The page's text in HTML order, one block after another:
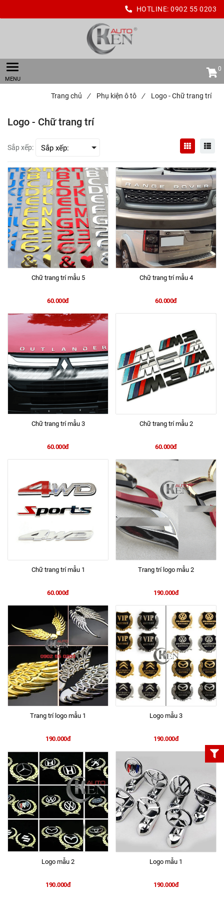
HOTLINE: 0902 55 0203
0
Trang chủ / Phụ kiện ô tô / Logo - Chữ trang trí
Logo - Chữ trang trí
Sắp xếp:
Chữ trang trí mẫu 5
60.000đ
Chữ trang trí mẫu 4
60.000đ
Chữ trang trí mẫu 3
60.000đ
Chữ trang trí mẫu 2
60.000đ
Chữ trang trí mẫu 1
60.000đ
Trang trí logo mẫu 2
190.000đ
Trang trí logo mẫu 1
190.000đ
Logo mẫu 3
190.000đ
Logo mẫu 2
190.000đ
Logo mẫu 1
190.000đ